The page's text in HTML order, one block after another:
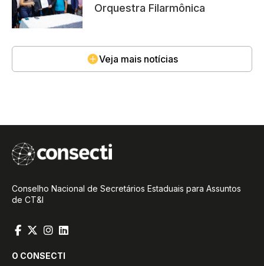
Orquestra Filarmônica
Veja mais notícias
Conselho Nacional de Secretários Estaduais para Assuntos
de CT&I
O CONSECTI